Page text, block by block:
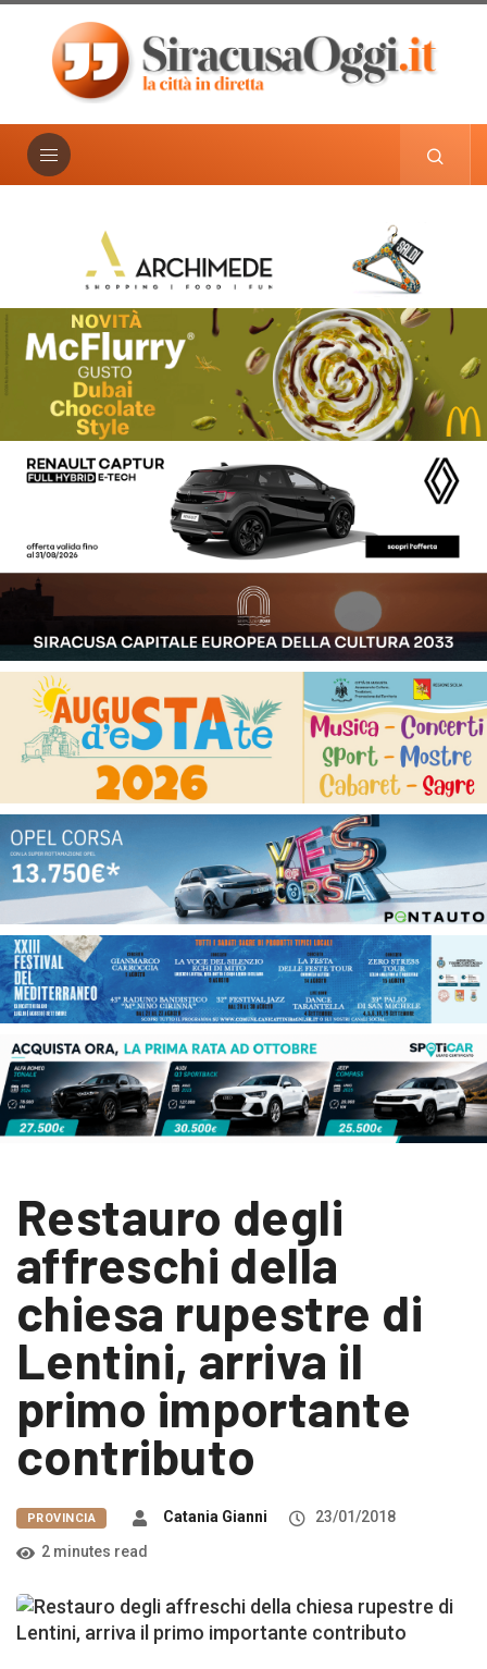
Restauro degli
affreschi della
chiesa rupestre di
Lentini, arriva il
primo importante
contributo
PROVINCIA Catania Gianni
23/01/2018
2 minutes read